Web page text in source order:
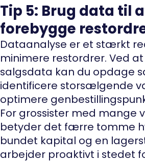
Tip 5: Brug data til
forebygge
Dataanalyse er et stærkt
minimere restordrer. Ved
salgsdata kan du opdage
identificere storsælgende
optimere
For grossister med mange
betyder det færre tomme
bundet kapital og en
arbejder proaktivt i stedet